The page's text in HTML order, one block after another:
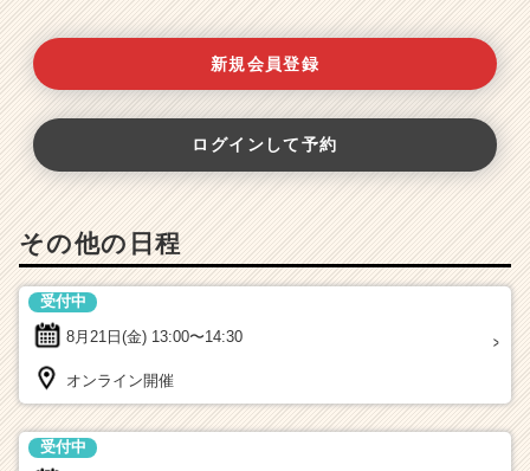
新規会員登録
ログインして予約
その他の日程
8月21日(金) 13:00〜14:30
受付中
オンライン開催
受付中